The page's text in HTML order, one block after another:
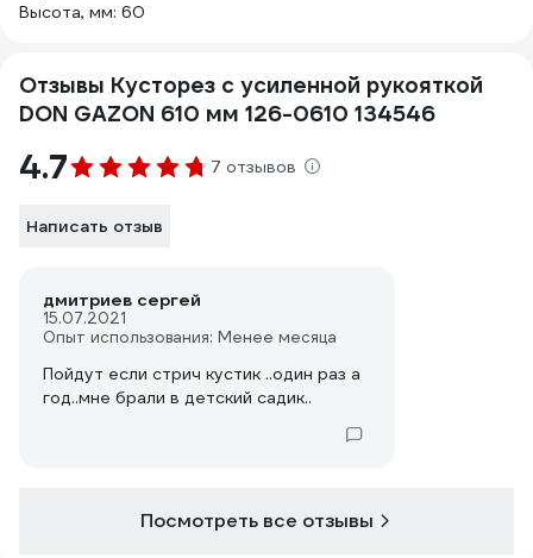
Высота, мм: 60
Отзывы Кусторез с усиленной рукояткой
DON GAZON 610 мм 126-0610 134546
4.7 7 отзывов
Написать отзыв
дмитриев сергей
15.07.2021
Опыт использования: Менее месяца
Пойдут если стрич кустик ..один раз а
год..мне брали в детский садик..
Посмотреть все отзывы